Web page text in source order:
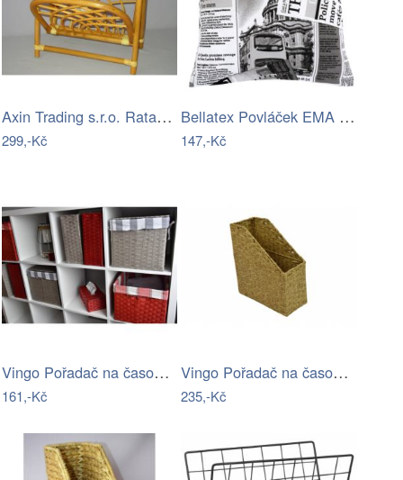
Axin Trading s.r.o. Ratanový stojánek…
299,-Kč
Bellatex Povláček EMA 45x45 cm Noviny…
147,-Kč
Vingo Pořadač na časopisy červený
161,-Kč
Vingo Pořadač na časopisy žíhaný
235,-Kč